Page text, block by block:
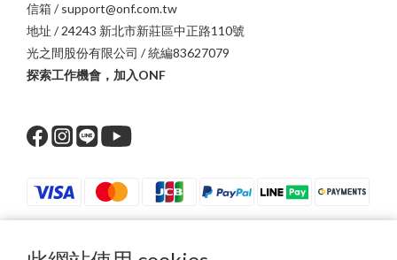
信箱 / support@onf.com.tw
地址 / 24243 新北市新莊區中正路110號
光之間股份有限公司 / 統編83627079
探索工作機會，加入ONF